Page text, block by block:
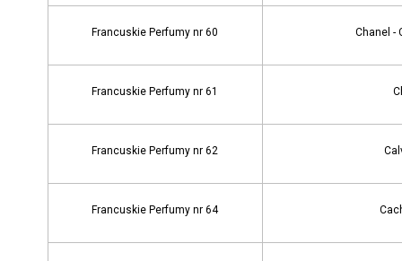
Francuskie Perfumy nr 60 Chanel -
Francuskie Perfumy nr 61
Francuskie Perfumy nr 62
Francuskie Perfumy nr 64